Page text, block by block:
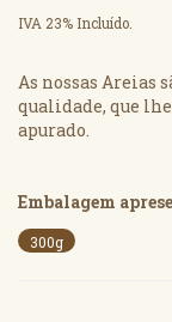
IVA 23% Incluído.
As nossas Areias
qualidade, que
apurado.
Embalagem
300g